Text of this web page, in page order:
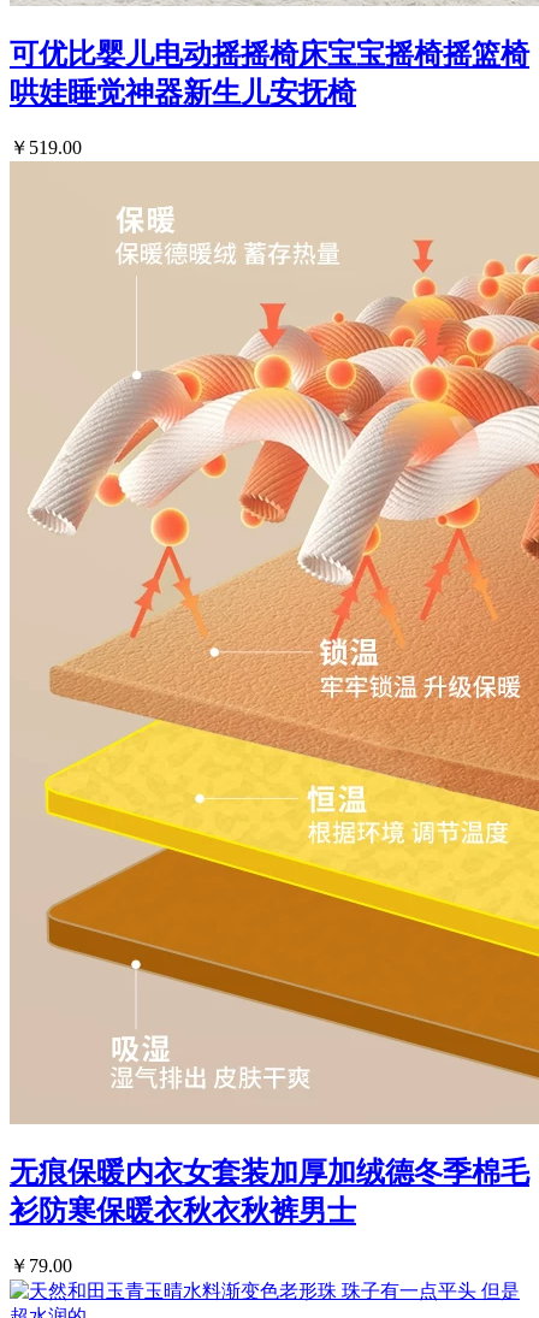
可优比婴儿电动摇摇椅床宝宝摇椅摇篮椅
哄娃睡觉神器新生儿安抚椅
￥519.00
无痕保暖内衣女套装加厚加绒德冬季棉毛
衫防寒保暖衣秋衣秋裤男士
￥79.00